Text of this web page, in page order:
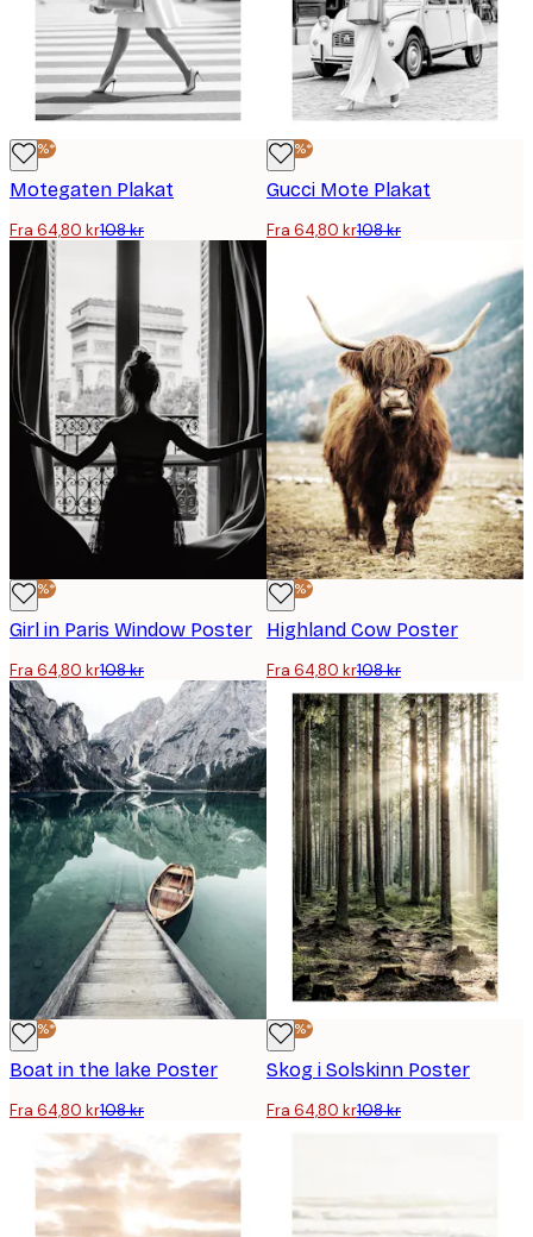
-40%*
Motegaten Plakat
Fra 64,80 kr108 kr
-40%*
Gucci Mote Plakat
Fra 64,80 kr108 kr
-40%*
Girl in Paris Window Poster
Fra 64,80 kr108 kr
-40%*
Highland Cow Poster
Fra 64,80 kr108 kr
-40%*
Boat in the lake Poster
Fra 64,80 kr108 kr
-40%*
Skog i Solskinn Poster
Fra 64,80 kr108 kr